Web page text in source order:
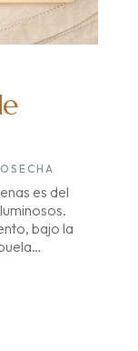
es del
bajo la